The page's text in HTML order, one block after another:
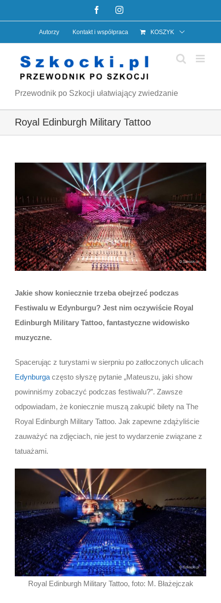
do
FacebookInstagram
Autorzy Kontakt i współpraca KOSZYK
Przewodnik po Szkocji ułatwiający zwiedzanie
Royal Edinburgh Military Tattoo
obrazek
Jakie show koniecznie trzeba obejrzeć podczas
Festiwalu w Edynburgu? Jest nim oczywiście Royal
Edinburgh Military Tattoo, fantastyczne widowisko
muzyczne.
Spacerując z turystami w sierpniu po zatłoczonych ulicach
Edynburgaczęsto słyszę pytanie „Mateuszu, jaki show
powinniśmy zobaczyć podczas festiwalu?”. Zawsze
odpowiadam, że koniecznie muszą zakupić bilety na The
Royal Edinburgh Military Tattoo. Jak zapewne zdążyliście
zauważyć na zdjęciach, nie jest to wydarzenie związane z
tatuażami.
Royal Edinburgh Military Tattoo, foto: M. Błażejczak